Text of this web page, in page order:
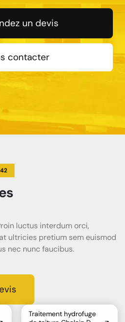
un devis
contacter
luctus interdum orci,
ultricies pretium sem euismod
nec nunc faucibus.
Traitement hydrofuge